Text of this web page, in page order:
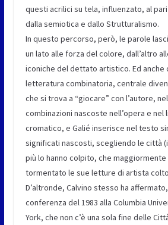
questi acrilici su tela, influenzato, al
dalla semiotica e dallo Strutturalismo.
In questo percorso, però, le parole
un lato alle forza del colore, dall’altro
iconiche del dettato artistico. Ed anche
letteratura combinatoria, centrale
che si trova a “giocare” con l’autore,
combinazioni nascoste nell’opera e nel
cromatico, e Galié inserisce nel testo
significati nascosti, scegliendo le città
più lo hanno colpito, che maggiormente
tormentato le sue letture di artista
D’altronde, Calvino stesso ha
conferenza del 1983 alla Columbia
York, che non c’è una sola fine delle